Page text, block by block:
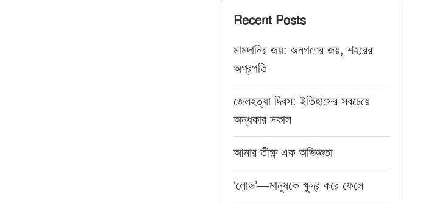
Recent Posts
মামদানির জয়: জনগণের জয়, শহরের
অগ্রগতি
জেলহত্যা দিবস: ইতিহাসের সবচেয়ে
অন্ধকার সকাল
আমার তীক্ষ্ণ এক অভিজ্ঞতা
‘লোভ’—মানুষকে ক্ষুদ্র করে ফেলে